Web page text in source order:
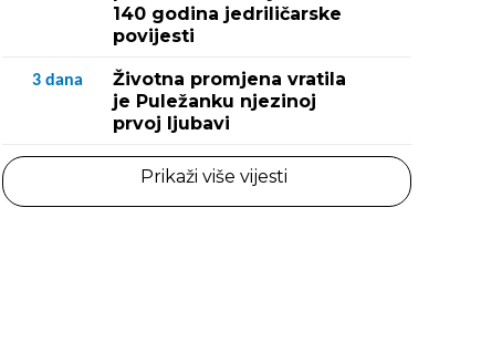
140 godina jedriličarske
povijesti
3 dana
Životna promjena vratila
je Puležanku njezinoj
prvoj ljubavi
Prikaži više vijesti